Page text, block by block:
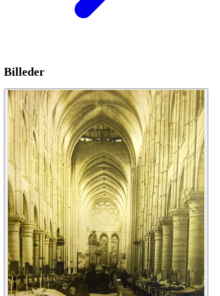
Billeder